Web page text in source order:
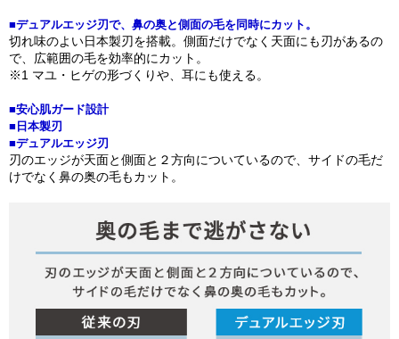
■デュアルエッジ刃で、鼻の奥と側面の毛を同時にカット。
切れ味のよい日本製刃を搭載。側面だけでなく天面にも刃があるの
で、広範囲の毛を効率的にカット。
※1 マユ・ヒゲの形づくりや、耳にも使える。
■安心肌ガード設計
■日本製刃
■デュアルエッジ刃
刃のエッジが天面と側面と２方向についているので、サイドの毛だ
けでなく鼻の奥の毛もカット。